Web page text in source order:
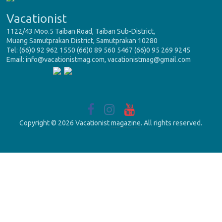
Vacationist
1122/43 Moo.5 Taiban Road, Taiban Sub-District,
Muang Samutprakan District, Samutprakan 10280
Tel: (66)0 92 962 1550 (66)0 89 560 5467 (66)0 95 269 9245
Email: info@vacationistmag.com, vacationistmag@gmail.com
Copyright © 2026 Vacationistmagazine. All rights reserved.